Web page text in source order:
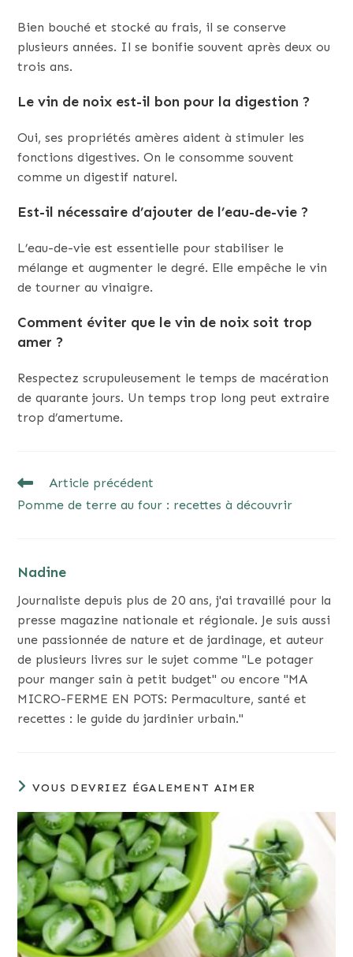
Bien bouché et stocké au frais, il se conserve
plusieurs années. Il se bonifie souvent après deux ou
trois ans.
Le vin de noix est-il bon pour la digestion ?
Oui, ses propriétés amères aident à stimuler les
fonctions digestives. On le consomme souvent
comme un digestif naturel.
Est-il nécessaire d’ajouter de l’eau-de-vie ?
L’eau-de-vie est essentielle pour stabiliser le
mélange et augmenter le degré. Elle empêche le vin
de tourner au vinaigre.
Comment éviter que le vin de noix soit trop
amer ?
Respectez scrupuleusement le temps de macération
de quarante jours. Un temps trop long peut extraire
trop d’amertume.
READ
ARTICLES
Article précédent
Pomme de terre au four : recettes à découvrir
Nadine
Journaliste depuis plus de 20 ans, j'ai travaillé pour la
presse magazine nationale et régionale. Je suis aussi
une passionnée de nature et de jardinage, et auteur
de plusieurs livres sur le sujet comme "Le potager
pour manger sain à petit budget" ou encore "MA
MICRO-FERME EN POTS: Permaculture, santé et
recettes : le guide du jardinier urbain."
VOUS DEVRIEZ ÉGALEMENT AIMER